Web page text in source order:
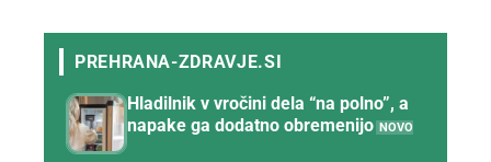
Hladilnik v vročini dela “na polno”, a
napake ga dodatno obremenijo